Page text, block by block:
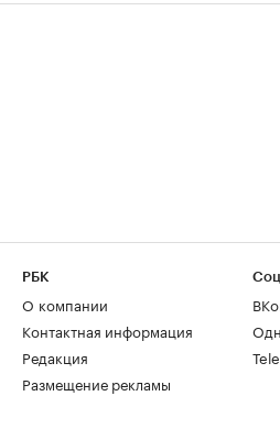
РБК
О компании
Контактная информация
Редакция
Размещение рекламы